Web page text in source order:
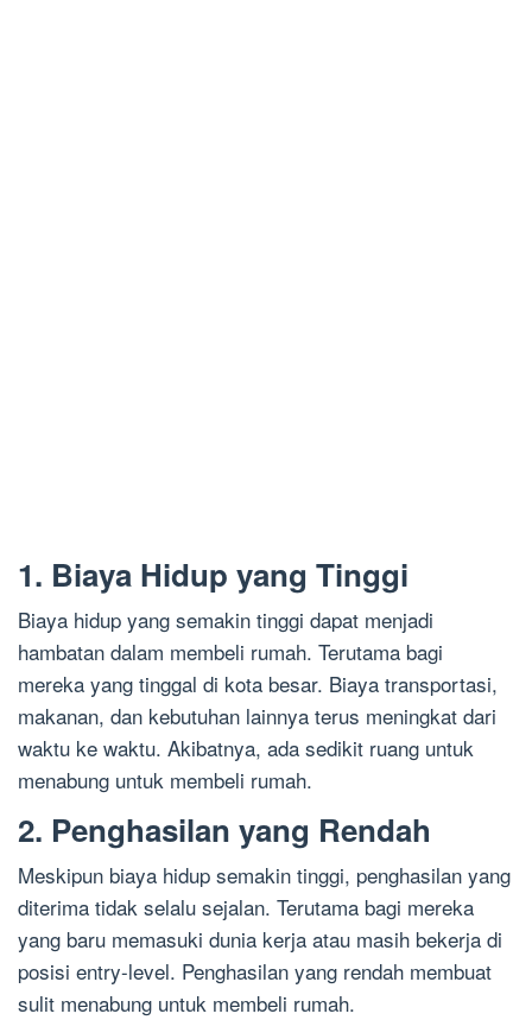
1. Biaya Hidup yang Tinggi
Biaya hidup yang semakin tinggi dapat menjadi
hambatan dalam membeli rumah. Terutama bagi
mereka yang tinggal di kota besar. Biaya transportasi,
makanan, dan kebutuhan lainnya terus meningkat dari
waktu ke waktu. Akibatnya, ada sedikit ruang untuk
menabung untuk membeli rumah.
2. Penghasilan yang Rendah
Meskipun biaya hidup semakin tinggi, penghasilan yang
diterima tidak selalu sejalan. Terutama bagi mereka
yang baru memasuki dunia kerja atau masih bekerja di
posisi entry-level. Penghasilan yang rendah membuat
sulit menabung untuk membeli rumah.